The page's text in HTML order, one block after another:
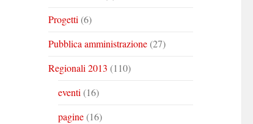
Progetti (6)
Pubblica amministrazione(27)
Regionali 2013 (110)
eventi (16)
pagine(16)